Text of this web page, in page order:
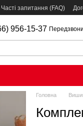
Часті запитання (FAQ)
956-15-37
Головна